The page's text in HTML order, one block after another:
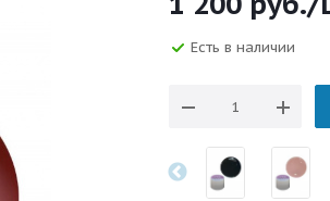
Есть в наличии